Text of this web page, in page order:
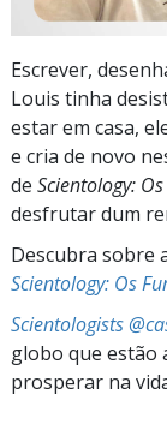
Escrever,
Louis tinha
estar em casa,
e cria de novo
de Scientology:
desfrutar dum
Descubra sobre
Scientology: Os
Scientologists
globo que estão
prosperar na